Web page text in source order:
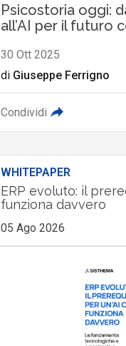
Psicostoria oggi:
all’AI per il futuro
30 Ott 2025
di Giuseppe Ferrigno
Condividi
WHITEPAPER
ERP evoluto: il
funziona davvero
05 Ago 2026